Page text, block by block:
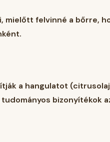
mielőtt felvinné a bőrre,
a hangulatot
bizonyítékok